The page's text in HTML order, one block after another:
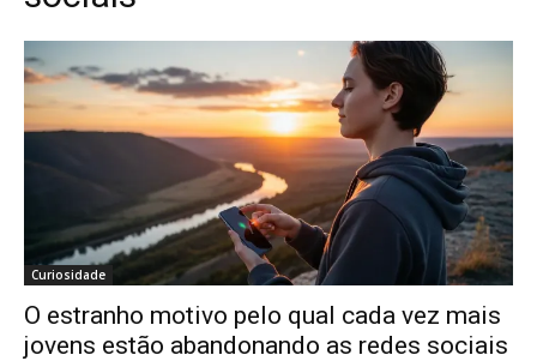
Curiosidade
O estranho motivo pelo qual cada vez mais
jovens estão abandonando as redes sociais